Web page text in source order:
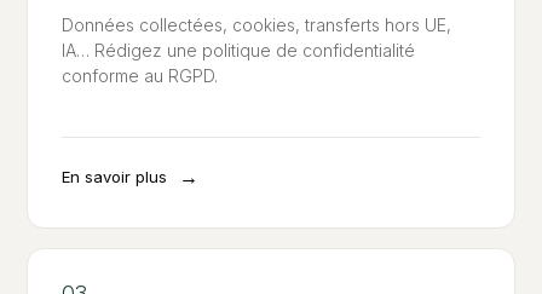
Données collectées, cookies, transferts hors UE,
IA… Rédigez une politique de confidentialité
conforme au RGPD.
En savoir plus →